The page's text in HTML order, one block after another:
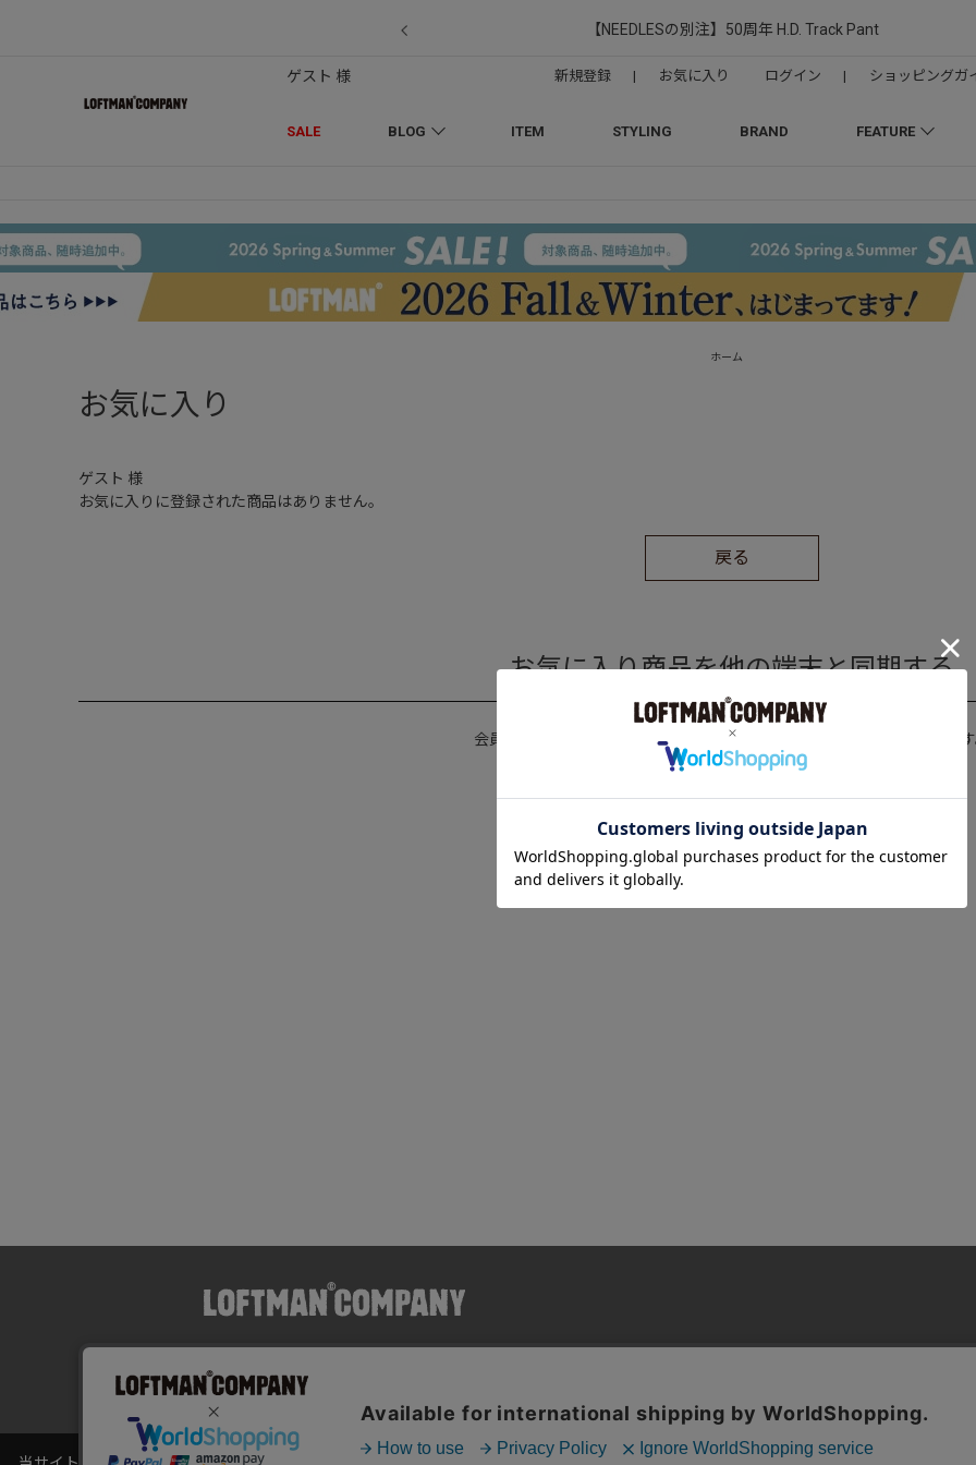
【NEEDLESの別注】50周年 H.D. Track Pant
SALE BLOG ITEM STYLING BRAND FEATURE
ゲスト 様 新規登録 | お気に入り ログイン | ショッピングガ
ホーム
お気に入り
ゲスト 様
お気に入りに登録された商品はありません。
戻る
お気に入り商品を他の端末と同期する
会員登録を行うと、お気に入り商品を他の端末と同期することができま
新規会員登録｜ログイン
BLOG ITEM
ログイン/ 新規会員登録 マイページ ショッピングガイド よくある質問 会社概要 特定商取引